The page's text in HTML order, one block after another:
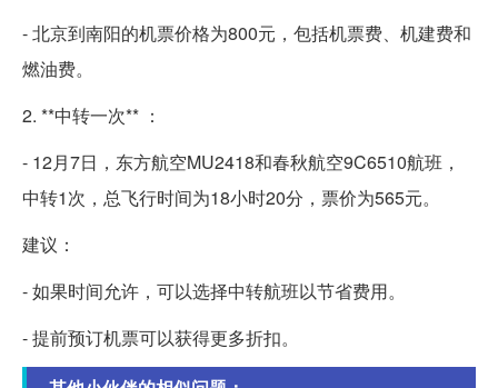
- 北京到南阳的机票价格为800元，包括机票费、机建费和
燃油费。
2. **中转一次** ：
- 12月7日，东方航空MU2418和春秋航空9C6510航班，
中转1次，总飞行时间为18小时20分，票价为565元。
建议：
- 如果时间允许，可以选择中转航班以节省费用。
- 提前预订机票可以获得更多折扣。